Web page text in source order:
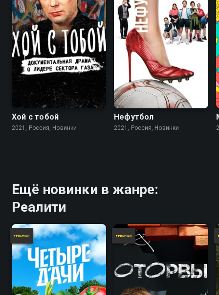
Хой с тобой
2021, Россия, Новинки
Нефутбол
2021, Россия, Новинки
Ещё новинки в жанре:
Реалити